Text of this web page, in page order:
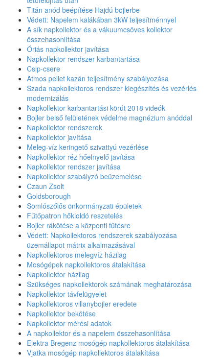
Titán anód beépítése Hajdú bojlerbe
Védett: Napelem kalákában 3kW teljesítménnyel
A sík napkollektor és a vákuumcsöves kollektor
összehasonlítása
Óriás napkollektor javítása
Napkollektor rendszer karbantartása
Csip-csere
Atmos pellet kazán teljesítmény szabályozása
Szada napkollektoros rendszer kiegészítés és vezérlés
modernizálás
Napkollektor karbantartási körút 2018 videók
Bojler belső felületének védelme magnézium anóddal
Napkollektor rendszerek
Napkollektor javítása
Meleg-víz keringető szivattyú vezérlése
Napkollektor réz hőelnyelő javítása
Napkollektor rendszer javítása
Napkollektor szabályzó beüzemelése
Czaun Zsolt
Goldsborough
Somlószőlős önkormányzati épületek
Fűtőpatron hőkioldó reszetelés
Bojler rákötése a központi fűtésre
Védett: Napkollektoros rendszerek szabályozása
üzemállapot mátrix alkalmazásával
Napkollektoros melegvíz házilag
Mosógépek napkollektoros átalakítása
Napkollektor házilag
Szükséges napkollektorok számának meghatározása
Napkollektor távfelügyelet
Napkollektoros villanybojler eredete
Napkollektor bekötése
Napkollektor mérési adatok
A napkollektor és a napelem összehasonlítása
Elektra Bregenz mosógép napkollektoros átalakítása
Vjatka mosógép napkollektoros átalakítása